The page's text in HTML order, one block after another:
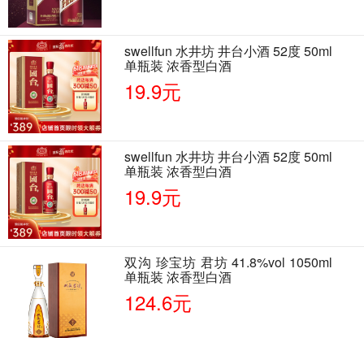
swellfun 水井坊 井台小酒 52度 50ml
单瓶装 浓香型白酒
19.9元
swellfun 水井坊 井台小酒 52度 50ml
单瓶装 浓香型白酒
19.9元
双沟 珍宝坊 君坊 41.8%vol 1050ml
单瓶装 浓香型白酒
124.6元